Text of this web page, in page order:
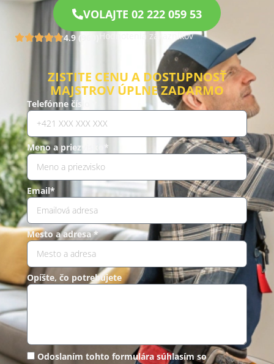
VOLAJTE 02 222 059 53
4.9 (960) Hodnotenia zákazníkov
ZISTITE CENU A DOSTUPNOSŤ
MAJSTROV ÚPLNE ZADARMO
Telefónne číslo *
Meno a priezvisko*
Email*
Mesto a adresa *
Opíšte, čo potrebujete
Odoslaním tohto formulára súhlasím so